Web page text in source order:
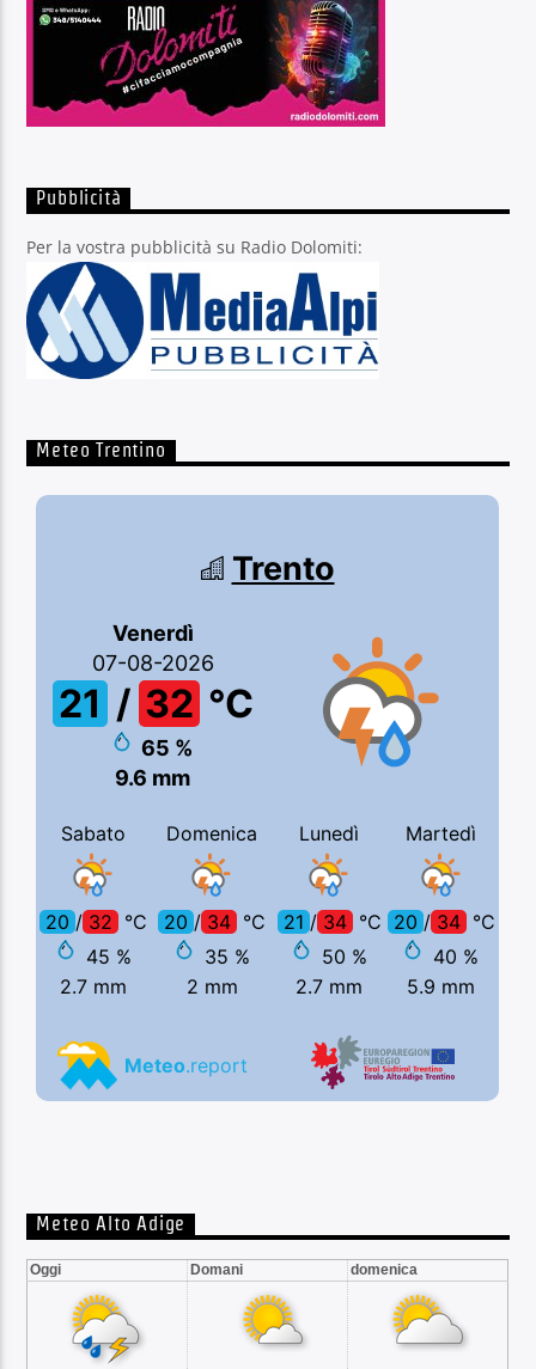
Pubblicità
Per la vostra pubblicità su Radio Dolomiti:
Meteo Trentino
Meteo Alto Adige
Oggi Domani domenica